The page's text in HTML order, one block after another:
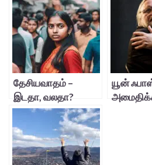
தேசியவாதம் –
இடதா, வலதா?
யூன்